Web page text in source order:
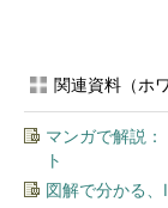
関連資料（ホ
マンガで解説
ト
図解で分かる